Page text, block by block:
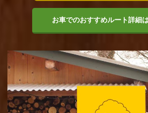
お車でのおすすめルート詳細